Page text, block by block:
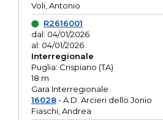
Voli, Antonio
R2616001
dal: 04/01/2026
al: 04/01/2026
Interregionale
Puglia: Crispiano (TA)
18 m
Gara Interregionale
16028- A.D. Arcieri dello Jonio
Fiaschi, Andrea